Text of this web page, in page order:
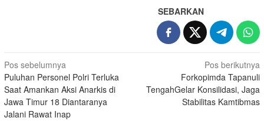
SEBARKAN
Navigasi
pos
Pos sebelumnya
Puluhan Personel Polri Terluka
Saat Amankan Aksi Anarkis di
Jawa Timur 18 Diantaranya
Jalani Rawat Inap
Pos berikutnya
Forkopimda Tapanuli
TengahGelar Konsilidasi, Jaga
Stabilitas Kamtibmas